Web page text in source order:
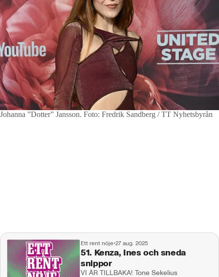
Johanna ”Dotter” Jansson. Foto: Fredrik Sandberg / TT Nyhetsbyrån
Ett rent nöje•27 aug. 2025
51. Kenza, Ines och sneda
snippor
VI ÄR TILLBAKA! Tone Sekelius